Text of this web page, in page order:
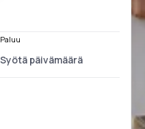
Paluu